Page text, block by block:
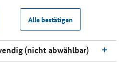
Alle bestätigen
(nicht abwählbar)